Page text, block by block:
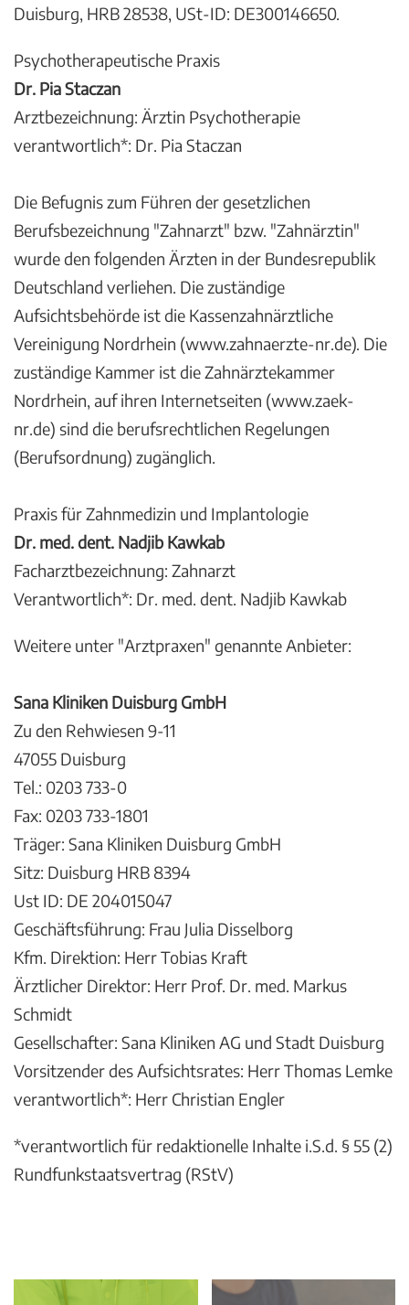
Duisburg, HRB 28538, USt-ID: DE300146650.
Psychotherapeutische Praxis
Dr. Pia Staczan
Arztbezeichnung: Ärztin Psychotherapie
verantwortlich*: Dr. Pia Staczan
Die Befugnis zum Führen der gesetzlichen
Berufsbezeichnung "Zahnarzt" bzw. "Zahnärztin"
wurde den folgenden Ärzten in der Bundesrepublik
Deutschland verliehen. Die zuständige
Aufsichtsbehörde ist die Kassenzahnärztliche
Vereinigung Nordrhein (www.zahnaerzte-nr.de). Die
zuständige Kammer ist die Zahnärztekammer
Nordrhein, auf ihren Internetseiten (www.zaek-
nr.de) sind die berufsrechtlichen Regelungen
(Berufsordnung) zugänglich.
Praxis für Zahnmedizin und Implantologie
Dr. med. dent. Nadjib Kawkab
Facharztbezeichnung: Zahnarzt
Verantwortlich*: Dr. med. dent. Nadjib Kawkab
Weitere unter "Arztpraxen" genannte Anbieter:
Sana Kliniken Duisburg GmbH
Zu den Rehwiesen 9-11
47055 Duisburg
Tel.: 0203 733-0
Fax: 0203 733-1801
Träger: Sana Kliniken Duisburg GmbH
Sitz: Duisburg HRB 8394
Ust ID: DE 204015047
Geschäftsführung: Frau Julia Disselborg
Kfm. Direktion: Herr Tobias Kraft
Ärztlicher Direktor: Herr Prof. Dr. med. Markus
Schmidt
Gesellschafter: Sana Kliniken AG und Stadt Duisburg
Vorsitzender des Aufsichtsrates: Herr Thomas Lemke
verantwortlich*: Herr Christian Engler
*verantwortlich für redaktionelle Inhalte i.S.d. § 55 (2)
Rundfunkstaatsvertrag (RStV)